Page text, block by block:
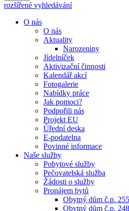
rozšířené vyhledávání
O nás
O nás
Aktuality
Narozeniny
Jídelníček
Aktivizační činnosti
Kalendář akcí
Fotogalerie
Nabídky práce
Jak pomoci?
Podpořili nás
Projekt EU
Úřední deska
E-podatelna
Povinné informace
Naše služby
Pobytové služby
Pečovatelská služba
Žádosti o služby
Pronájem bytů
Obytný dům č.p. 255
Obytný dům č.p.